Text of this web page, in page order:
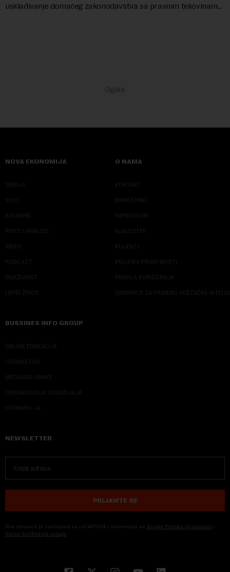
usklađivanje domaćeg zakonodavstva sa pravnim tekovinama
NOVA EKONOMIJA
SRBIJA
SVET
KOLUMNE
PRIČE I ANALIZE
VIDEO
PODCAST
ODRŽIVOST
LEPŠI ŽIVOT
O NAMA
KONTAKT
MARKETING
IMPRESSUM
NJUZLETER
KLIJENTI
POLITIKA PRIVATNOSTI
PRAVILA KORIŠĆENJA
SMERNICE ZA PRIMENU VEŠTAČKE
BUSSINES INFO GROUP
ONLINE EDUKACIJE
IZDAVAŠTVO
MEDIJSKE OBUKE
ORGANIZACIJA DOGADJAJA
EKONOM I JA
NEWSLETTER
PRIJAVITE SE
Ova stranica je zaštićena sa reCAPTCHA i primenjuju se Google Politika privatnosti i
Uslovi korišćenja usluge